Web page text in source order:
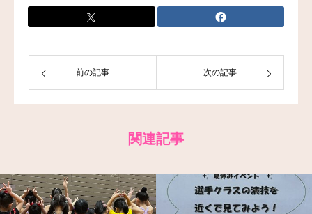
前の記事 次の記事
関連記事